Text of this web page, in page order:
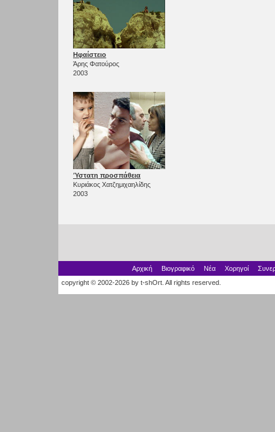
Ηφαίστειο
Άρης Φατούρος
2003
Ύστατη προσπάθεια
Κυριάκος Χατζημιχαηλίδης
2003
Αρχική Βιογραφικό Νέα Χορηγοί
copyright © 2002-2026 by t-shOrt. All rights reserved.